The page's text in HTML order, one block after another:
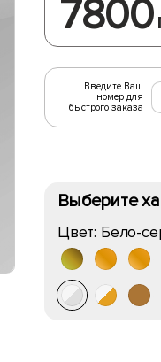
7800
Введите Ваш
номер для
быстрого заказа
Выберите
Цвет: Бело-